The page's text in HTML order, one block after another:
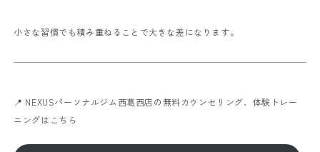
小さな習慣でも積み重ねることで大きな差になります。
📍 NEXUSパーソナルジム西葛西店の無料カウンセリング、体験トレー
ニングはこちら